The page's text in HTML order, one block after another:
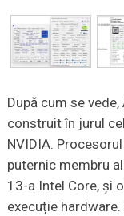
După cum se
construit în jurul
NVIDIA.
puternic membru
13-a Intel Core, și
execuție